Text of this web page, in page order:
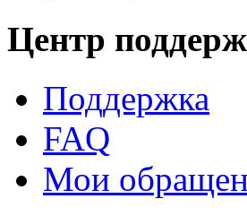
Центр
Поддержка
FAQ
Мои